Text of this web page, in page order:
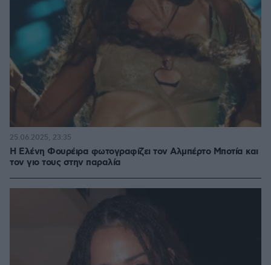
Η Ελένη Φουρέιρα φωτογραφίζει τον Αλμπέρτο Μποτία και
τον γιο τους στην παραλία
25.06.2025, 23:35